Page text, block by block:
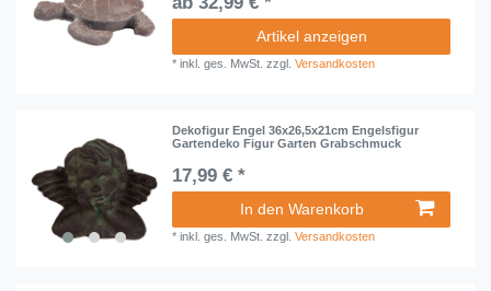
Artikel anzeigen
*inkl. ges. MwSt. zzgl.Versandkosten
Dekofigur Engel 36x26,5x21cm Engelsfigur
Gartendeko Figur Garten Grabschmuck
17,99 € *
In den Warenkorb
*inkl. ges. MwSt. zzgl.Versandkosten